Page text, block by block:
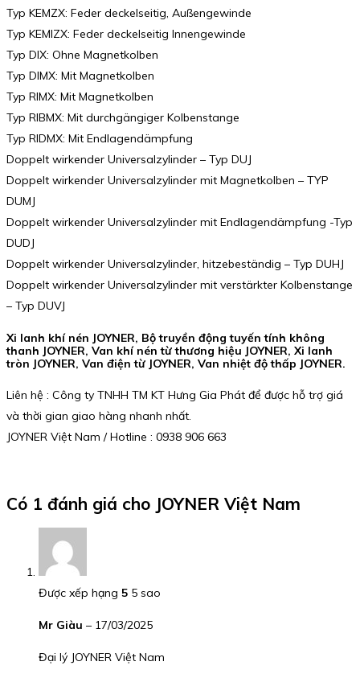
Typ KEMZX: Feder deckelseitig, Außengewinde
Typ KEMIZX: Feder deckelseitig Innengewinde
Typ DIX: Ohne Magnetkolben
Typ DIMX: Mit Magnetkolben
Typ RIMX: Mit Magnetkolben
Typ RIBMX: Mit durchgängiger Kolbenstange
Typ RIDMX: Mit Endlagendämpfung
Doppelt wirkender Universalzylinder – Typ DUJ
Doppelt wirkender Universalzylinder mit Magnetkolben – TYP
DUMJ
Doppelt wirkender Universalzylinder mit Endlagendämpfung -Typ
DUDJ
Doppelt wirkender Universalzylinder, hitzebeständig – Typ DUHJ
Doppelt wirkender Universalzylinder mit verstärkter Kolbenstange
– Typ DUVJ
Xi lanh khí nén JOYNER, Bộ truyền động tuyến tính không
thanh JOYNER, Van khí nén từ thương hiệu JOYNER, Xi lanh
tròn JOYNER, Van điện từ JOYNER, Van nhiệt độ thấp JOYNER.
Liên hệ : Công ty TNHH TM KT Hưng Gia Phát để được hỗ trợ giá
và thời gian giao hàng nhanh nhất.
JOYNER Việt Nam / Hotline : 0938 906 663
Có 1 đánh giá cho JOYNER Việt Nam
Được xếp hạng 5 5 sao
Mr Giàu – 17/03/2025
Đại lý JOYNER Việt Nam